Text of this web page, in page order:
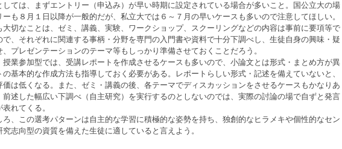
しては、まずエントリー（申込み）が早い時期に設定されている場合が多いこと。国公立大の場
ーも８月１日以降が一般的だが、私立大では６～７月の早いケースも多いので注意してほしい。
大切なことは、ゼミ、講義、実験、ワークショップ、スクーリングなどの内容は事前に要項等で
で、それぞれに関連する事柄・分野を専門の入門書や資料で十分下調べし、生徒自身の興味・疑
、プレゼンテーションのテーマ等もしっかり準備させておくことだろう。
授業参加型では、受講レポートを作成させるケースも多いので、小論文とは形式・まとめ方が異
の基本的な作成方法も指導しておく必要がある。レポートらしい形式・記述を備えていないと、
価は低くなる。また、ゼミ・講義の後、各テーマでディスカッションをさせるケースもかなりあ
前述した幅広い下調べ（自主研究）を実行するのとしないのでは、実際の討論の場で自ずと発言
れてくる。
ろ、この選考パターンは自主的な学習に積極的な姿勢を持ち、独創的なヒラメキや個性的なセン
究志向型の資質を備えた生徒に適していると言えよう。